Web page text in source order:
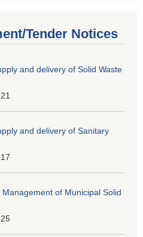
Tender Notices
and delivery of Solid Waste
and delivery of Sanitary
of Municipal Solid